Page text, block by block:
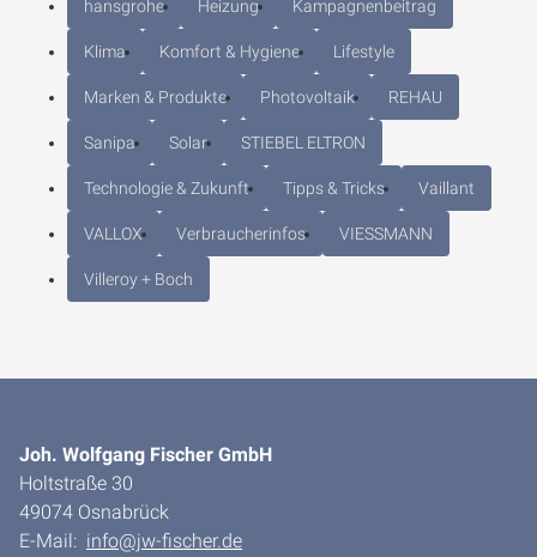
hansgrohe Heizung Kampagnenbeitrag
Klima Komfort & Hygiene Lifestyle
Marken & Produkte Photovoltaik REHAU
Sanipa Solar STIEBEL ELTRON
Technologie & Zukunft Tipps & Tricks Vaillant
VALLOX Verbraucherinfos VIESSMANN
Villeroy + Boch
Joh. Wolfgang Fischer GmbH
Holtstraße 30
49074 Osnabrück
E-Mail: info@jw-fischer.de